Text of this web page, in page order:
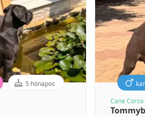
5 hónapos
Cane Corso